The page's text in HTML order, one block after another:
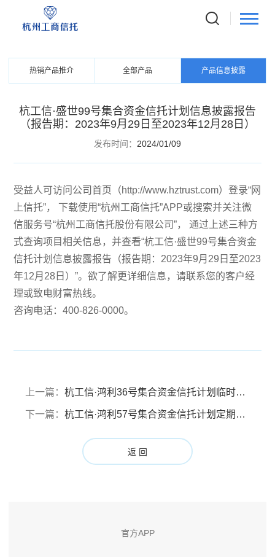
信托产品
热销产品推介 全部产品 产品信息披露
杭工信·盛世99号集合资金信托计划信息披露报告
（报告期：2023年9月29日至2023年12月28日）
发布时间： 2024/01/09
受益人可访问公司首页（http://www.hztrust.com）登录“网
上信托”， 下载使用“杭州工商信托”APP或搜索并关注微
信服务号“杭州工商信托股份有限公司”， 通过上述三种方
式查询项目相关信息，并查看“杭工信·盛世99号集合资金
信托计划信息披露报告（报告期：2023年9月29日至2023
年12月28日）”。欲了解更详细信息，请联系您的客户经
理或致电财富热线。
咨询电话：400-826-0000。
上一篇： 杭工信·鸿利36号集合资金信托计划临时信息披露报告
下一篇： 杭工信·鸿利57号集合资金信托计划定期信息披露报告 （报告期：2023年9月29日至2023年12月28日）
返 回
官方APP